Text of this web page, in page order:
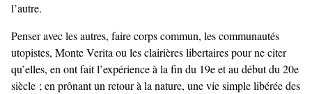
l’autre.
Penser avec les autres, faire corps commun, les communautés
utopistes, Monte Verita ou les clairières libertaires pour ne citer
qu’elles, en ont fait l’expérience à la fin du 19e et au début du 20e
siècle ; en prônant un retour à la nature, une vie simple libérée des